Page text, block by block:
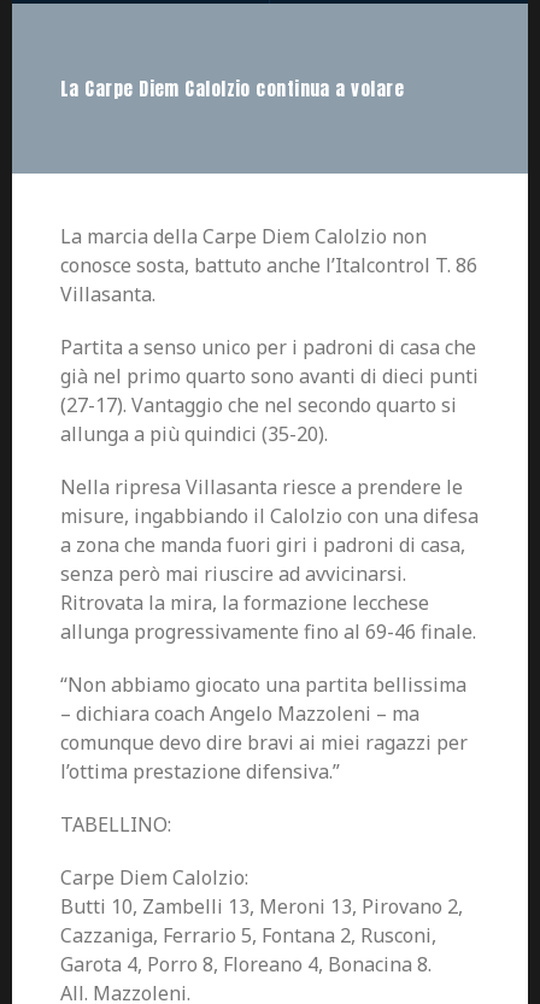
La Carpe Diem Calolzio continua a volare
La marcia della Carpe Diem Calolzio non
conosce sosta, battuto anche l’Italcontrol T. 86
Villasanta.
Partita a senso unico per i padroni di casa che
già nel primo quarto sono avanti di dieci punti
(27-17). Vantaggio che nel secondo quarto si
allunga a più quindici (35-20).
Nella ripresa Villasanta riesce a prendere le
misure, ingabbiando il Calolzio con una difesa
a zona che manda fuori giri i padroni di casa,
senza però mai riuscire ad avvicinarsi.
Ritrovata la mira, la formazione lecchese
allunga progressivamente fino al 69-46 finale.
“Non abbiamo giocato una partita bellissima
– dichiara coach Angelo Mazzoleni – ma
comunque devo dire bravi ai miei ragazzi per
l’ottima prestazione difensiva.”
TABELLINO:
Carpe Diem Calolzio:
Butti 10, Zambelli 13, Meroni 13, Pirovano 2,
Cazzaniga, Ferrario 5, Fontana 2, Rusconi,
Garota 4, Porro 8, Floreano 4, Bonacina 8.
All. Mazzoleni.